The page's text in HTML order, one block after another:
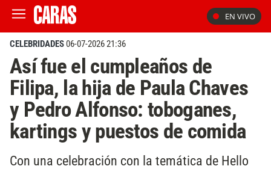
EN VIVO
CELEBRIDADES06-07-2026 21:36
Así fue el cumpleaños de
Filipa, la hija de Paula Chaves
y Pedro Alfonso: toboganes,
kartings y puestos de comida
Con una celebración con la temática de Hello